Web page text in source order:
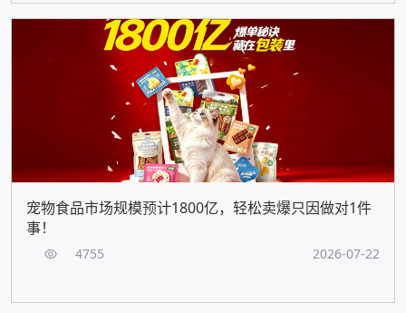
宠物食品市场规模预计1800亿，轻松卖爆只因做对1件
事！
4755 2026-07-22